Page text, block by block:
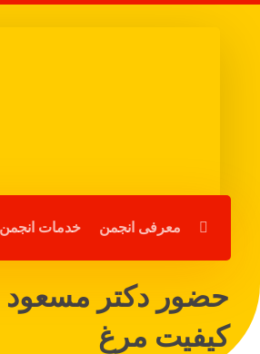
معرفی انجمن خدمات انجمن
حضور دکتر مسعود
کیفیت مرغ